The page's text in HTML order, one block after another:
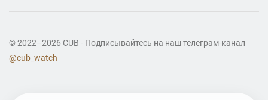
© 2022–2026 CUB - Подписывайтесь на наш телеграм-канал
@cub_watch